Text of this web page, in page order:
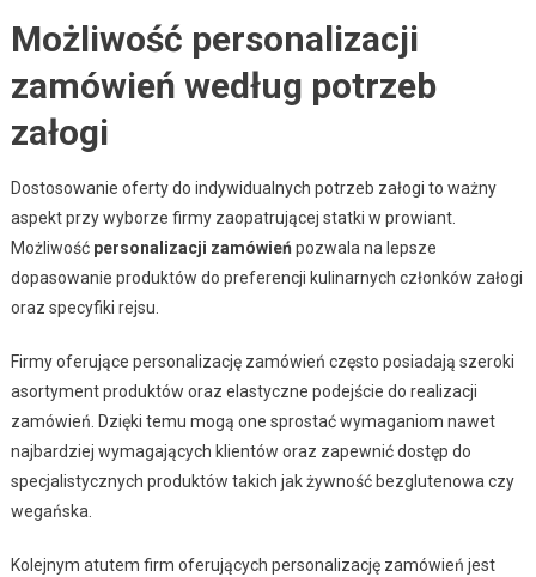
Możliwość personalizacji
zamówień według potrzeb
załogi
Dostosowanie oferty do indywidualnych potrzeb załogi to ważny
aspekt przy wyborze firmy zaopatrującej statki w prowiant.
Możliwość personalizacji zamówień pozwala na lepsze
dopasowanie produktów do preferencji kulinarnych członków załogi
oraz specyfiki rejsu.
Firmy oferujące personalizację zamówień często posiadają szeroki
asortyment produktów oraz elastyczne podejście do realizacji
zamówień. Dzięki temu mogą one sprostać wymaganiom nawet
najbardziej wymagających klientów oraz zapewnić dostęp do
specjalistycznych produktów takich jak żywność bezglutenowa czy
wegańska.
Kolejnym atutem firm oferujących personalizację zamówień jest